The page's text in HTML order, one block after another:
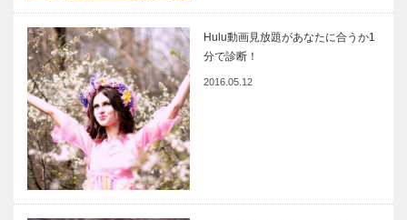
Hulu動画見放題があなたに合うか1
分で診断！
2016.05.12